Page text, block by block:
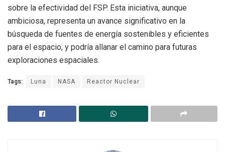
sobre la efectividad del FSP. Esta iniciativa, aunque
ambiciosa, representa un avance significativo en la
búsqueda de fuentes de energía sostenibles y eficientes
para el espacio, y podría allanar el camino para futuras
exploraciones espaciales.
Tags: Luna NASA Reactor Nuclear